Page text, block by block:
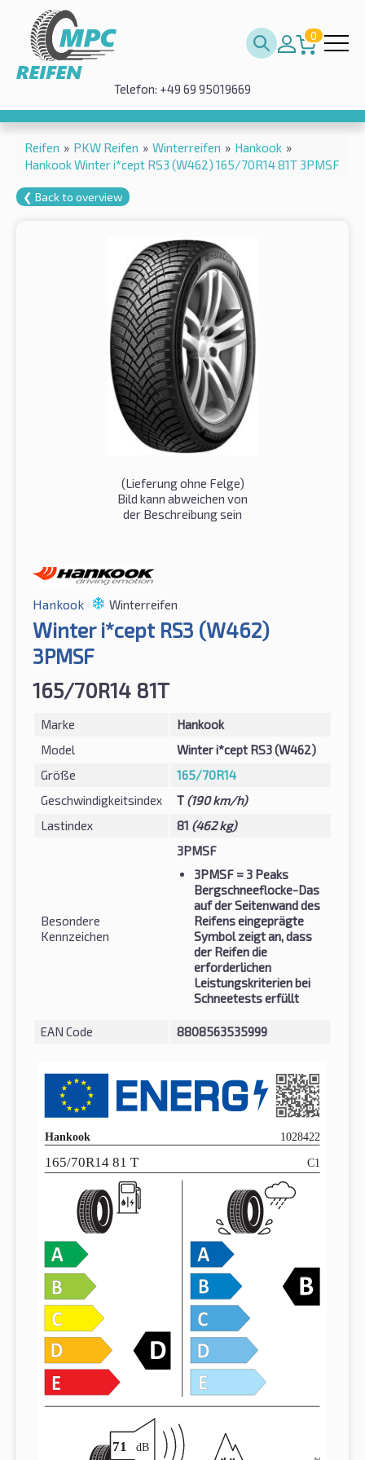
0
Telefon: +49 69 95019669
Reifen » PKW Reifen » Winterreifen » Hankook »
Hankook Winter i*cept RS3 (W462) 165/70R14 81T 3PMSF
❮ Back to overview
(Lieferung ohne Felge)
Bild kann abweichen von
der Beschreibung sein
Hankook Winterreifen
Winter i*cept RS3 (W462)
3PMSF
165/70R14 81T
Marke
Hankook
Model
Winter i*cept RS3 (W462)
Größe
165/70R14
Geschwindigkeitsindex
T (190 km/h)
Lastindex
81 (462 kg)
Besondere
Kennzeichen
3PMSF
3PMSF = 3 Peaks
Bergschneeflocke-Das
auf der Seitenwand des
Reifens eingeprägte
Symbol zeigt an, dass
der Reifen die
erforderlichen
Leistungskriterien bei
Schneetests erfüllt
EAN Code 8808563535999